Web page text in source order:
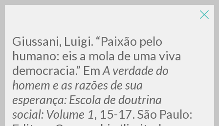
Giussani, Luigi. “Paixão pelo
humano: eis a mola de uma viva
democracia.” Em A verdade do
homem e as razões de sua
esperança: Escola de doutrina
social: Volume 1, 15-17. São Paulo:
ADVANCED SEARCH »